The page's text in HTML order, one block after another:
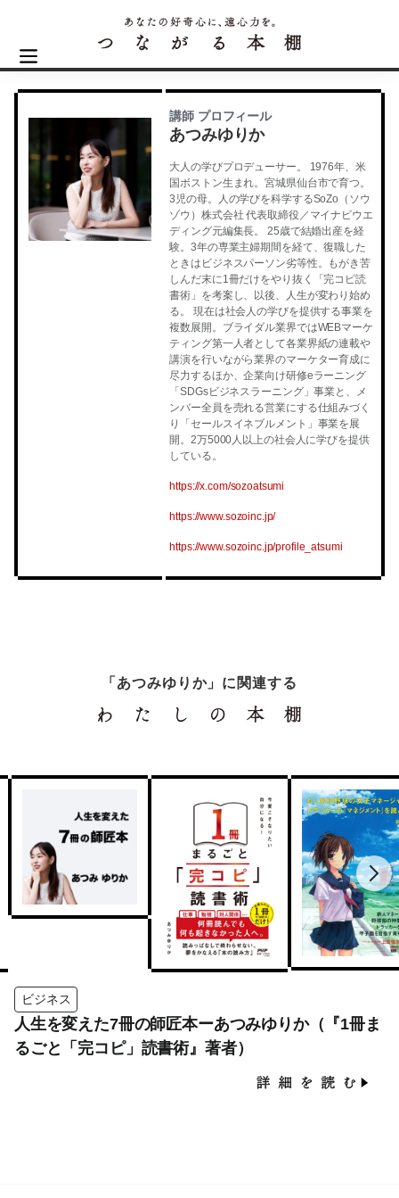
講師 プロフィール
あつみゆりか
大人の学びプロデューサー。 1976年、米
国ボストン生まれ。宮城県仙台市で育つ。
3児の母。人の学びを科学するSoZo（ソウ
ゾウ）株式会社 代表取締役／マイナビウエ
ディング元編集長。 25歳で結婚出産を経
験。3年の専業主婦期間を経て、復職した
ときはビジネスパーソン劣等性。もがき苦
しんだ末に1冊だけをやり抜く「完コピ読
書術」を考案し、以後、人生が変わり始め
る。 現在は社会人の学びを提供する事業を
複数展開。ブライダル業界ではWEBマーケ
ティング第一人者として各業界紙の連載や
講演を行いながら業界のマーケター育成に
尽力するほか、企業向け研修eラーニング
「SDGsビジネスラーニング」事業と、メ
ンバー全員を売れる営業にする仕組みづく
り「セールスイネブルメント」事業を展
開。2万5000人以上の社会人に学びを提供
している。
https://x.com/sozoatsumi
https://www.sozoinc.jp/
https://www.sozoinc.jp/profile_atsumi
「あつみゆりか」に関連する
ビジネス
人生を変えた7冊の師匠本ーあつみゆりか（『1冊ま
るごと「完コピ」読書術』著者）